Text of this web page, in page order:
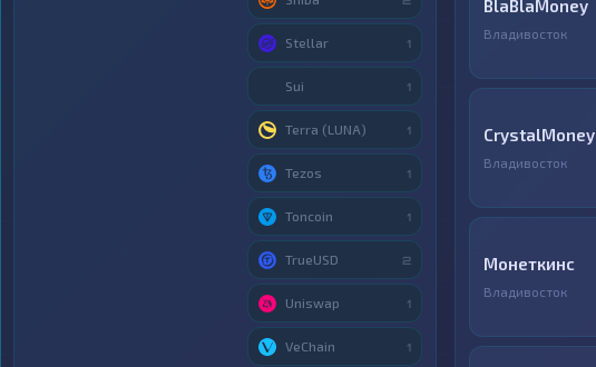
BlaBlaMoney
Владивосток
CrystalMoney
Владивосток
Монеткинс
Владивосток
Stellar 1
Sui 1
Terra (LUNA) 1
Tezos 1
Toncoin 1
TrueUSD 2
Uniswap 1
VeChain 1